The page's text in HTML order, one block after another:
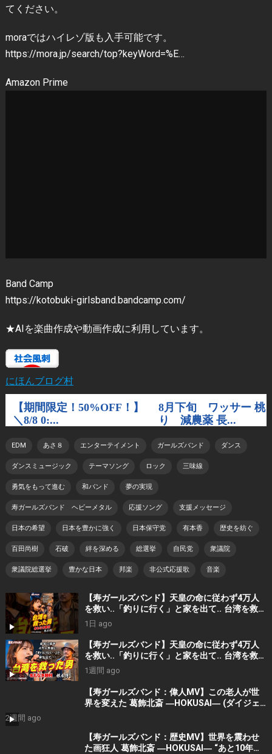
てください。
moraではハイレゾ版も入手可能です。
https://mora.jp/search/top?keyWord=%E…
Amazon Prime
Band Camp
https://kotobuki-girlsband.bandcamp.com/
★AIを楽曲作成や動画作成に利用しています。
にほんブログ村
EDM あさ８ エンターテイメント ガールズバンド ダンス
ダンスミュージック テーマソング ロック 三味線
勇気をもって進む 和バンド 夢の実現
寿ガールズバンド ヘビーメタル 応援ソング 支援メッセージ
日本の希望 日本を豊かに強く 日本保守党 有本香 歴史を紡ぐ
百田尚樹 石破 絆を深める 総選挙 自民党 衆議院
衆議院総選挙 豊かな日本 邦楽 非公式応援歌 音楽
【寿ガールズバンド】天皇の命に従わず4万人
を救い..「釣りに行く」と家を出て.. 台湾を救っ
た男｜根本博『名もなき勝利』 by 寿STUDIO
1日 ago
【寿ガールズバンド】天皇の命に従わず4万人
を救い..「釣りに行く」と家を出て.. 台湾を救っ
た男｜根本博『名もなき勝利』 by 寿STUDIO
1週間 ago
【寿ガールズバンド：偉人MV】この老人が世
界を変えた 葛飾北斎 ―HOKUSAI― (ダイジェ
2週間 ago
【寿ガールズバンド：歴史MV】世界を震わせ
た画狂人 葛飾北斎 ―HOKUSAI― “あと10年く